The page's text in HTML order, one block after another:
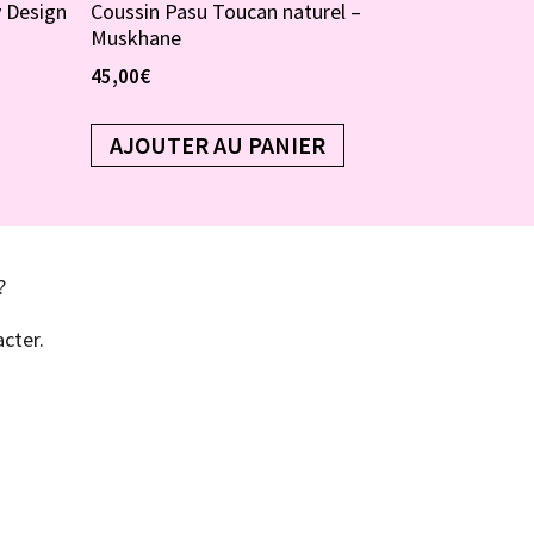
Coussin Pasu Toucan naturel –
Muskhane
45,00€
AJOUTER AU PANIER